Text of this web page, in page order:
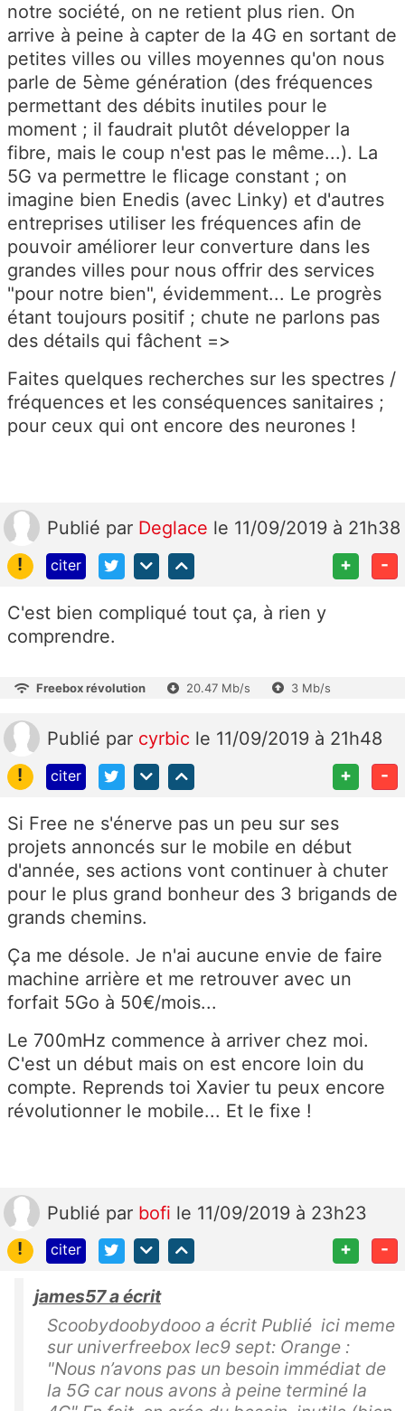
notre société, on ne retient plus rien. On
arrive à peine à capter de la 4G en sortant de
petites villes ou villes moyennes qu'on nous
parle de 5ème génération (des fréquences
permettant des débits inutiles pour le
moment ; il faudrait plutôt développer la
fibre, mais le coup n'est pas le même...). La
5G va permettre le flicage constant ; on
imagine bien Enedis (avec Linky) et d'autres
entreprises utiliser les fréquences afin de
pouvoir améliorer leur converture dans les
grandes villes pour nous offrir des services
"pour notre bien", évidemment... Le progrès
étant toujours positif ; chute ne parlons pas
des détails qui fâchent =>
Faites quelques recherches sur les spectres /
fréquences et les conséquences sanitaires ;
pour ceux qui ont encore des neurones !
Publié par Deglace le 11/09/2019 à 21h38
!
citer + -
C'est bien compliqué tout ça, à rien y
comprendre.
Freebox révolution 20.47 Mb/s 3 Mb/s
Publié par cyrbic le 11/09/2019 à 21h48
!
citer + -
Si Free ne s'énerve pas un peu sur ses
projets annoncés sur le mobile en début
d'année, ses actions vont continuer à chuter
pour le plus grand bonheur des 3 brigands de
grands chemins.
Ça me désole. Je n'ai aucune envie de faire
machine arrière et me retrouver avec un
forfait 5Go à 50€/mois...
Le 700mHz commence à arriver chez moi.
C'est un début mais on est encore loin du
compte. Reprends toi Xavier tu peux encore
révolutionner le mobile... Et le fixe !
Publié par bofi le 11/09/2019 à 23h23
!
citer + -
james57 a écrit
Scoobydoobydooo a écrit Publié ici meme
sur univerfreebox lec9 sept: Orange :
"Nous n’avons pas un besoin immédiat de
la 5G car nous avons à peine terminé la